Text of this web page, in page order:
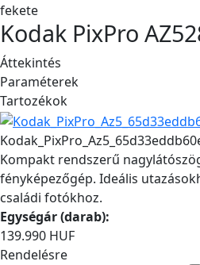
fekete
Kodak PixPro
Áttekintés
Paraméterek
Tartozékok
Kompakt rendszerű
fényképezőgép. Ideális
családi fotókhoz.
Egységár (darab):
139.990 HUF
Rendelésre